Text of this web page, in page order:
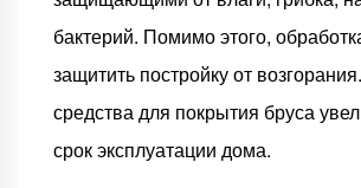
бактерий. Помимо этого,
защитить постройку от
средства для покрытия бруса
срок эксплуатации дома.